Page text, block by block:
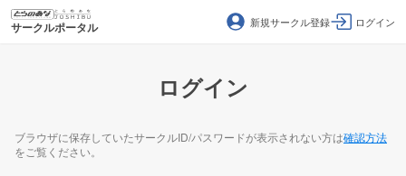
サークルポータル 新規サークル登録 ログイン
ログイン
ブラウザに保存していたサークルID/パスワードが表示されない方は確認方法
をご覧ください。